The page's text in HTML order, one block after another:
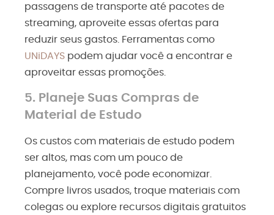
passagens de transporte até pacotes de
streaming, aproveite essas ofertas para
reduzir seus gastos. Ferramentas como
UNiDAYS podem ajudar você a encontrar e
aproveitar essas promoções.
5. Planeje Suas Compras de
Material de Estudo
Os custos com materiais de estudo podem
ser altos, mas com um pouco de
planejamento, você pode economizar.
Compre livros usados, troque materiais com
colegas ou explore recursos digitais gratuitos